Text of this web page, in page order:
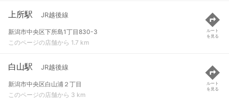
上所駅 JR越後線
新潟市中央区下所島1丁目830-3
このページの店舗から 1.7 km
ルート
を見る
白山駅 JR越後線
新潟市中央区白山浦２丁目
このページの店舗から 3 km
ルート
を見る